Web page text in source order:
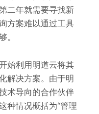
二年就需要寻找新
方案难以通过工具
。
始利用明道云将其
解决方案。由于明
术导向的合作伙伴
种情况概括为“管理